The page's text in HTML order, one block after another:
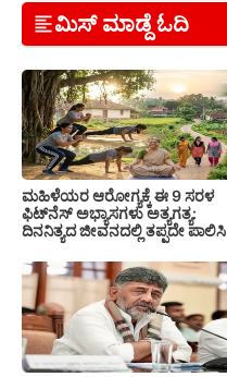
ಮಿಸ್ ಮಾಡ್ದೆ ಓದಿ
ಮಹಿಳೆಯರ ಆರೋಗ್ಯಕ್ಕೆ ಈ 9 ಸರಳ
ಫಿಟ್‌ನೆಸ್‌ ಅಭ್ಯಾಸಗಳು ಅತ್ಯಗತ್ಯ:
ದಿನನಿತ್ಯದ ಜೀವನದಲ್ಲಿ ತಪ್ಪದೇ ಪಾಲಿಸಿ